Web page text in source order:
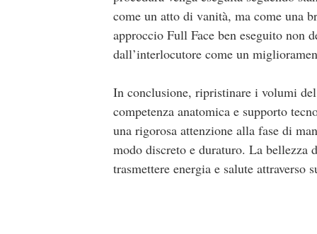
come un atto di vanità, ma come una
approccio Full Face ben eseguito non
dall’interlocutore come un
In conclusione, ripristinare i volumi
competenza anatomica e supporto
una rigorosa attenzione alla fase di
modo discreto e duraturo. La bellezza
trasmettere energia e salute